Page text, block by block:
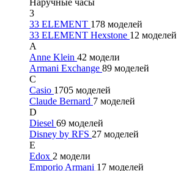
Наручные часы
3
33 ELEMENT 178 моделей
33 ELEMENT Hexstone 12 моделей
A
Anne Klein 42 модели
Armani Exchange 89 моделей
C
Casio 1705 моделей
Claude Bernard 7 моделей
D
Diesel 69 моделей
Disney by RFS 27 моделей
E
Edox 2 модели
Emporio Armani 17 моделей